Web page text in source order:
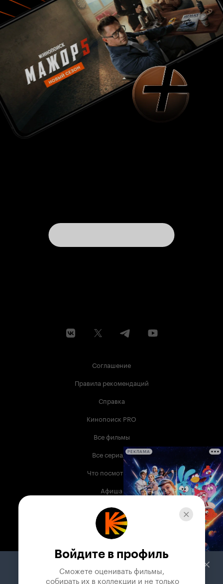
Соглашение
Правила рекомендаций
Справка
Кинопоиск PRO
Все фильмы
Все сериалы
Что посмотреть
Афиша
Музыка
Телепрограмма
Служба поддержки
РЕКЛАМА
Войдите в профиль
Сможете оценивать фильмы,
собирать их в коллекции и не только